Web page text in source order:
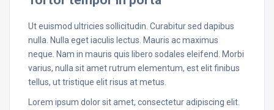
Ut euismod ultricies sollicitudin. Curabitur sed dapibus
nulla. Nulla eget iaculis lectus. Mauris ac maximus
neque. Nam in mauris quis libero sodales eleifend. Morbi
varius, nulla sit amet rutrum elementum, est elit finibus
tellus, ut tristique elit risus at metus.
Lorem ipsum dolor sit amet, consectetur adipiscing elit.